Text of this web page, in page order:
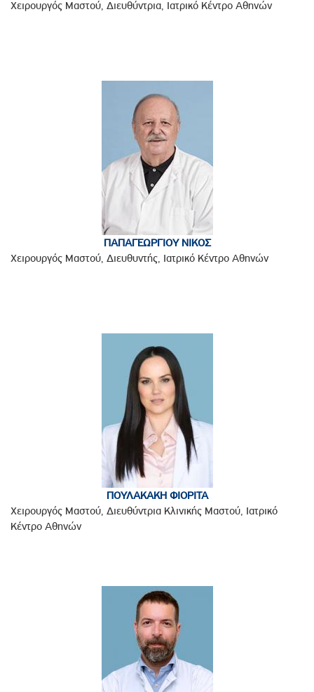
Χειρουργός Μαστού, Διευθύντρια, Ιατρικό Κέντρο Αθηνών
ΠΑΠΑΓΕΩΡΓΙΟΥ ΝΙΚΟΣ
Χειρουργός Μαστού, Διευθυντής, Ιατρικό Κέντρο Αθηνών
ΠΟΥΛΑΚΑΚΗ ΦΙΟΡΙΤΑ
Χειρουργός Μαστού, Διευθύντρια Κλινικής Μαστού, Ιατρικό
Κέντρο Αθηνών